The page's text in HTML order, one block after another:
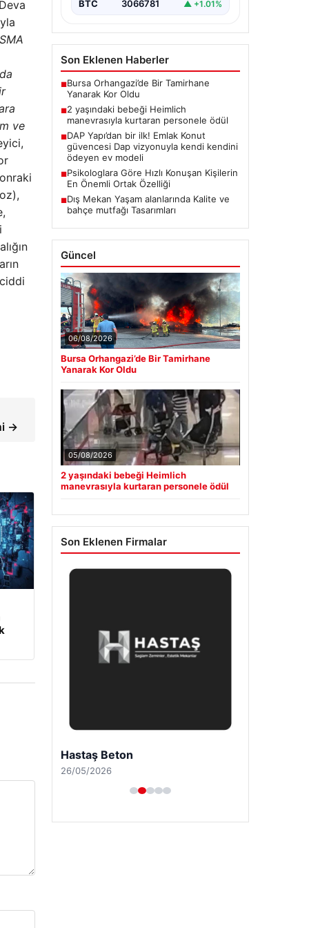
ve
→
BTC 3066781 ▲ +1.01%
Son Eklenen Haberler
■Bursa Orhangazi’de Bir Tamirhane
Yanarak Kor Oldu
■2 yaşındaki bebeği Heimlich
manevrasıyla kurtaran personele ödül
■DAP Yapı’dan bir ilk! Emlak Konut
güvencesi Dap vizyonuyla kendi kendini
ödeyen ev modeli
■Psikologlara Göre Hızlı Konuşan Kişilerin
En Önemli Ortak Özelliği
■Dış Mekan Yaşam alanlarında Kalite ve
bahçe mutfağı Tasarımları
Güncel
06/08/2026
Bursa Orhangazi’de Bir Tamirhane
Yanarak Kor Oldu
05/08/2026
2 yaşındaki bebeği Heimlich
manevrasıyla kurtaran personele ödül
Son Eklenen Firmalar
Hastaş Beton
26/05/2026